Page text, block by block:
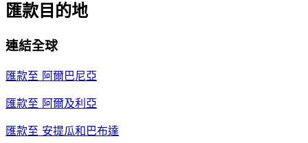
匯款目的地
連結全球
匯款至 阿爾巴尼亞
匯款至 阿爾及利亞
匯款至 安提瓜和巴布達